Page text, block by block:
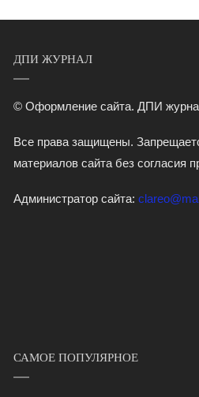
ДПИ ЖУРНАЛ
© Оформление сайта. ДПИ
Все права защищены.
материалов сайта без согласия
Администратор сайта:
САМОЕ ПОПУЛЯРНОЕ